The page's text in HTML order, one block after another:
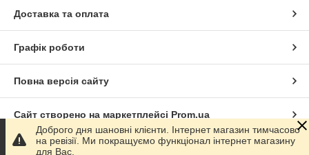
Доставка та оплата
Графік роботи
Повна версія сайту
Сайт створено на маркетплейсі Prom.ua
Політика конфіденційності
Доброго дня шановні клієнти. Інтернет магазин тимчасово
на ревізії. Ми покращуємо функціонал інтернет магазину
для Вас.